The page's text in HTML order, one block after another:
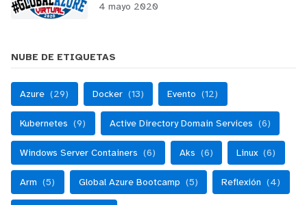
4 mayo 2020
NUBE DE ETIQUETAS
Azure (29) Docker (13) Evento (12)
Kubernetes (9) Active Directory Domain Services (6)
Windows Server Containers (6) Aks (6) Linux (6)
Arm (5) Global Azure Bootcamp (5) Reflexión (4)